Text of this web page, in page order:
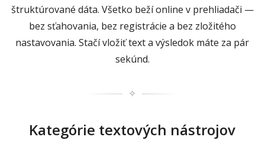
štruktúrované dáta. Všetko beží online v prehliadači —
bez sťahovania, bez registrácie a bez zložitého
nastavovania. Stačí vložiť text a výsledok máte za pár
sekúnd.
✧
Kategórie textových nástrojov